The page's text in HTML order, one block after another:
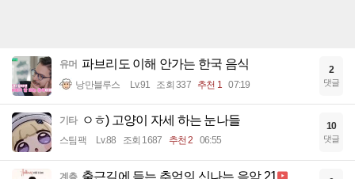
유머 파브리도 이해 안가는 한국 음식
낭만블루스 Lv.91 조회 337 추천 1 07:19
2
댓글
기타 ㅇㅎ) 고양이 자세 하는 눈나들
스팀팩 Lv.88 조회 1687 추천 2 06:55
10
댓글
계층